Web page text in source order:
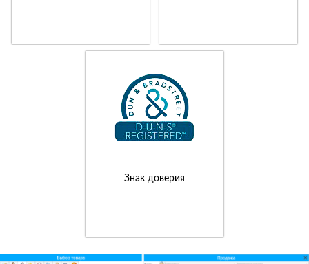
Знак доверия